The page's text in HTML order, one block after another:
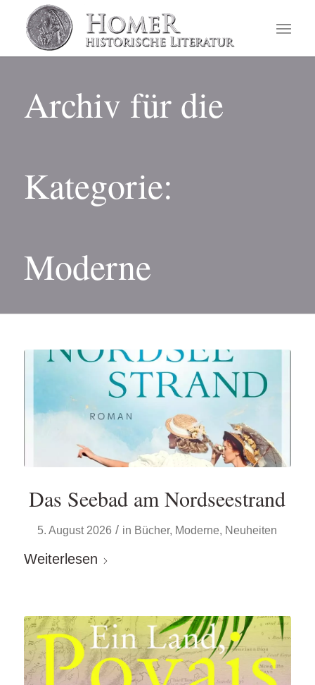
Archiv für die
Kategorie:
Moderne
Das Seebad am Nordseestrand
5. August 2026 / in Bücher, Moderne, Neuheiten
Weiterlesen